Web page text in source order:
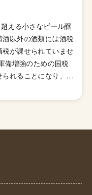
烈でアルコール度数
な柑橘系とフローラ
グランドIPA（ヘイ
々なIPAのスタイルが
える小さなビール醸
以外の酒類には酒税
が課せられていませ
備増強のための国税
れることになり、資
ル作りは戦後しばら
リッターに引き下げ
れにより、再び小規
、地ビール製造免許